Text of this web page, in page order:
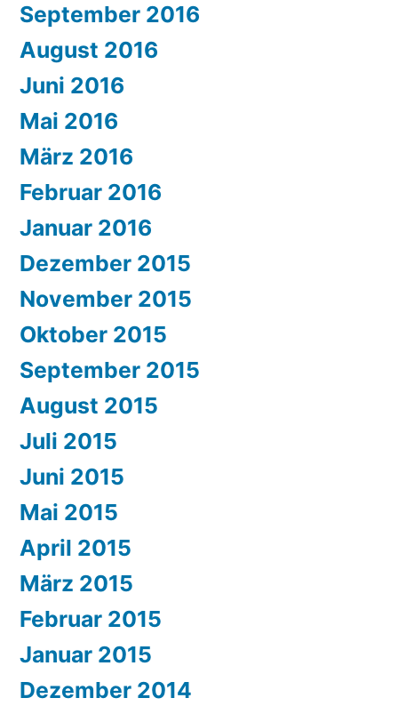
September 2016
August 2016
Juni 2016
Mai 2016
März 2016
Februar 2016
Januar 2016
Dezember 2015
November 2015
Oktober 2015
September 2015
August 2015
Juli 2015
Juni 2015
Mai 2015
April 2015
März 2015
Februar 2015
Januar 2015
Dezember 2014